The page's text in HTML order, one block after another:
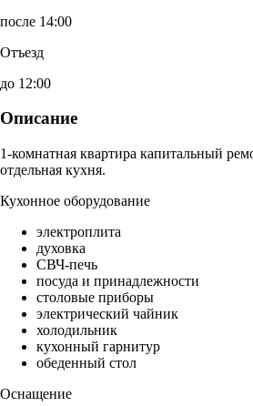
после 14:00
Отъезд
до 12:00
Описание
1-комнатная квартира капитальный
отдельная кухня.
Кухонное оборудование
электроплита
духовка
СВЧ-печь
посуда и принадлежности
столовые приборы
электрический чайник
холодильник
кухонный гарнитур
обеденный стол
Оснащение